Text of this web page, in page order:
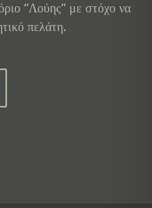
“Λούης” με στόχο να
πελάτη.